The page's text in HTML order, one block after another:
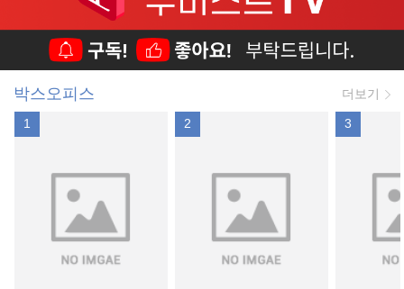
박스오피스 더보기
1 2 3